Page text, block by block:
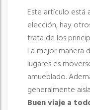
Este artículo está
elección, hay
trata de los
La mejor manera
lugares es
amueblado.
generalmente
Buen viaje a